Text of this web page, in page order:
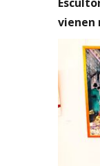
vienen